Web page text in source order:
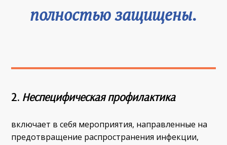
полностью защищены.
2. Неспецифическая профилактика
включает в себя мероприятия, направленные на
предотвращение распространения инфекции,